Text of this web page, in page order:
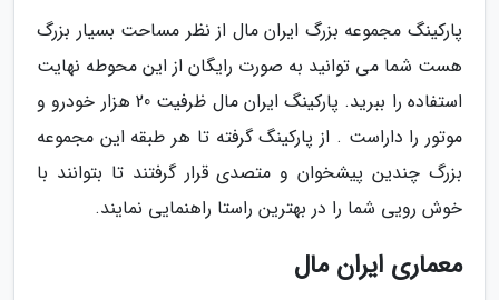
پارکینگ مجموعه بزرگ ایران مال از نظر مساحت بسیار بزرگ
هست شما می توانید به صورت رایگان از این محوطه نهایت
استفاده را ببرید. پارکینگ ایران مال ظرفیت 20 هزار خودرو و
موتور را داراست . از پارکینگ گرفته تا هر طبقه این مجموعه
بزرگ چندین پیشخوان و متصدی قرار گرفتند تا بتوانند با
خوش رویی شما را در بهترین راستا راهنمایی نمایند.
معماری ایران مال